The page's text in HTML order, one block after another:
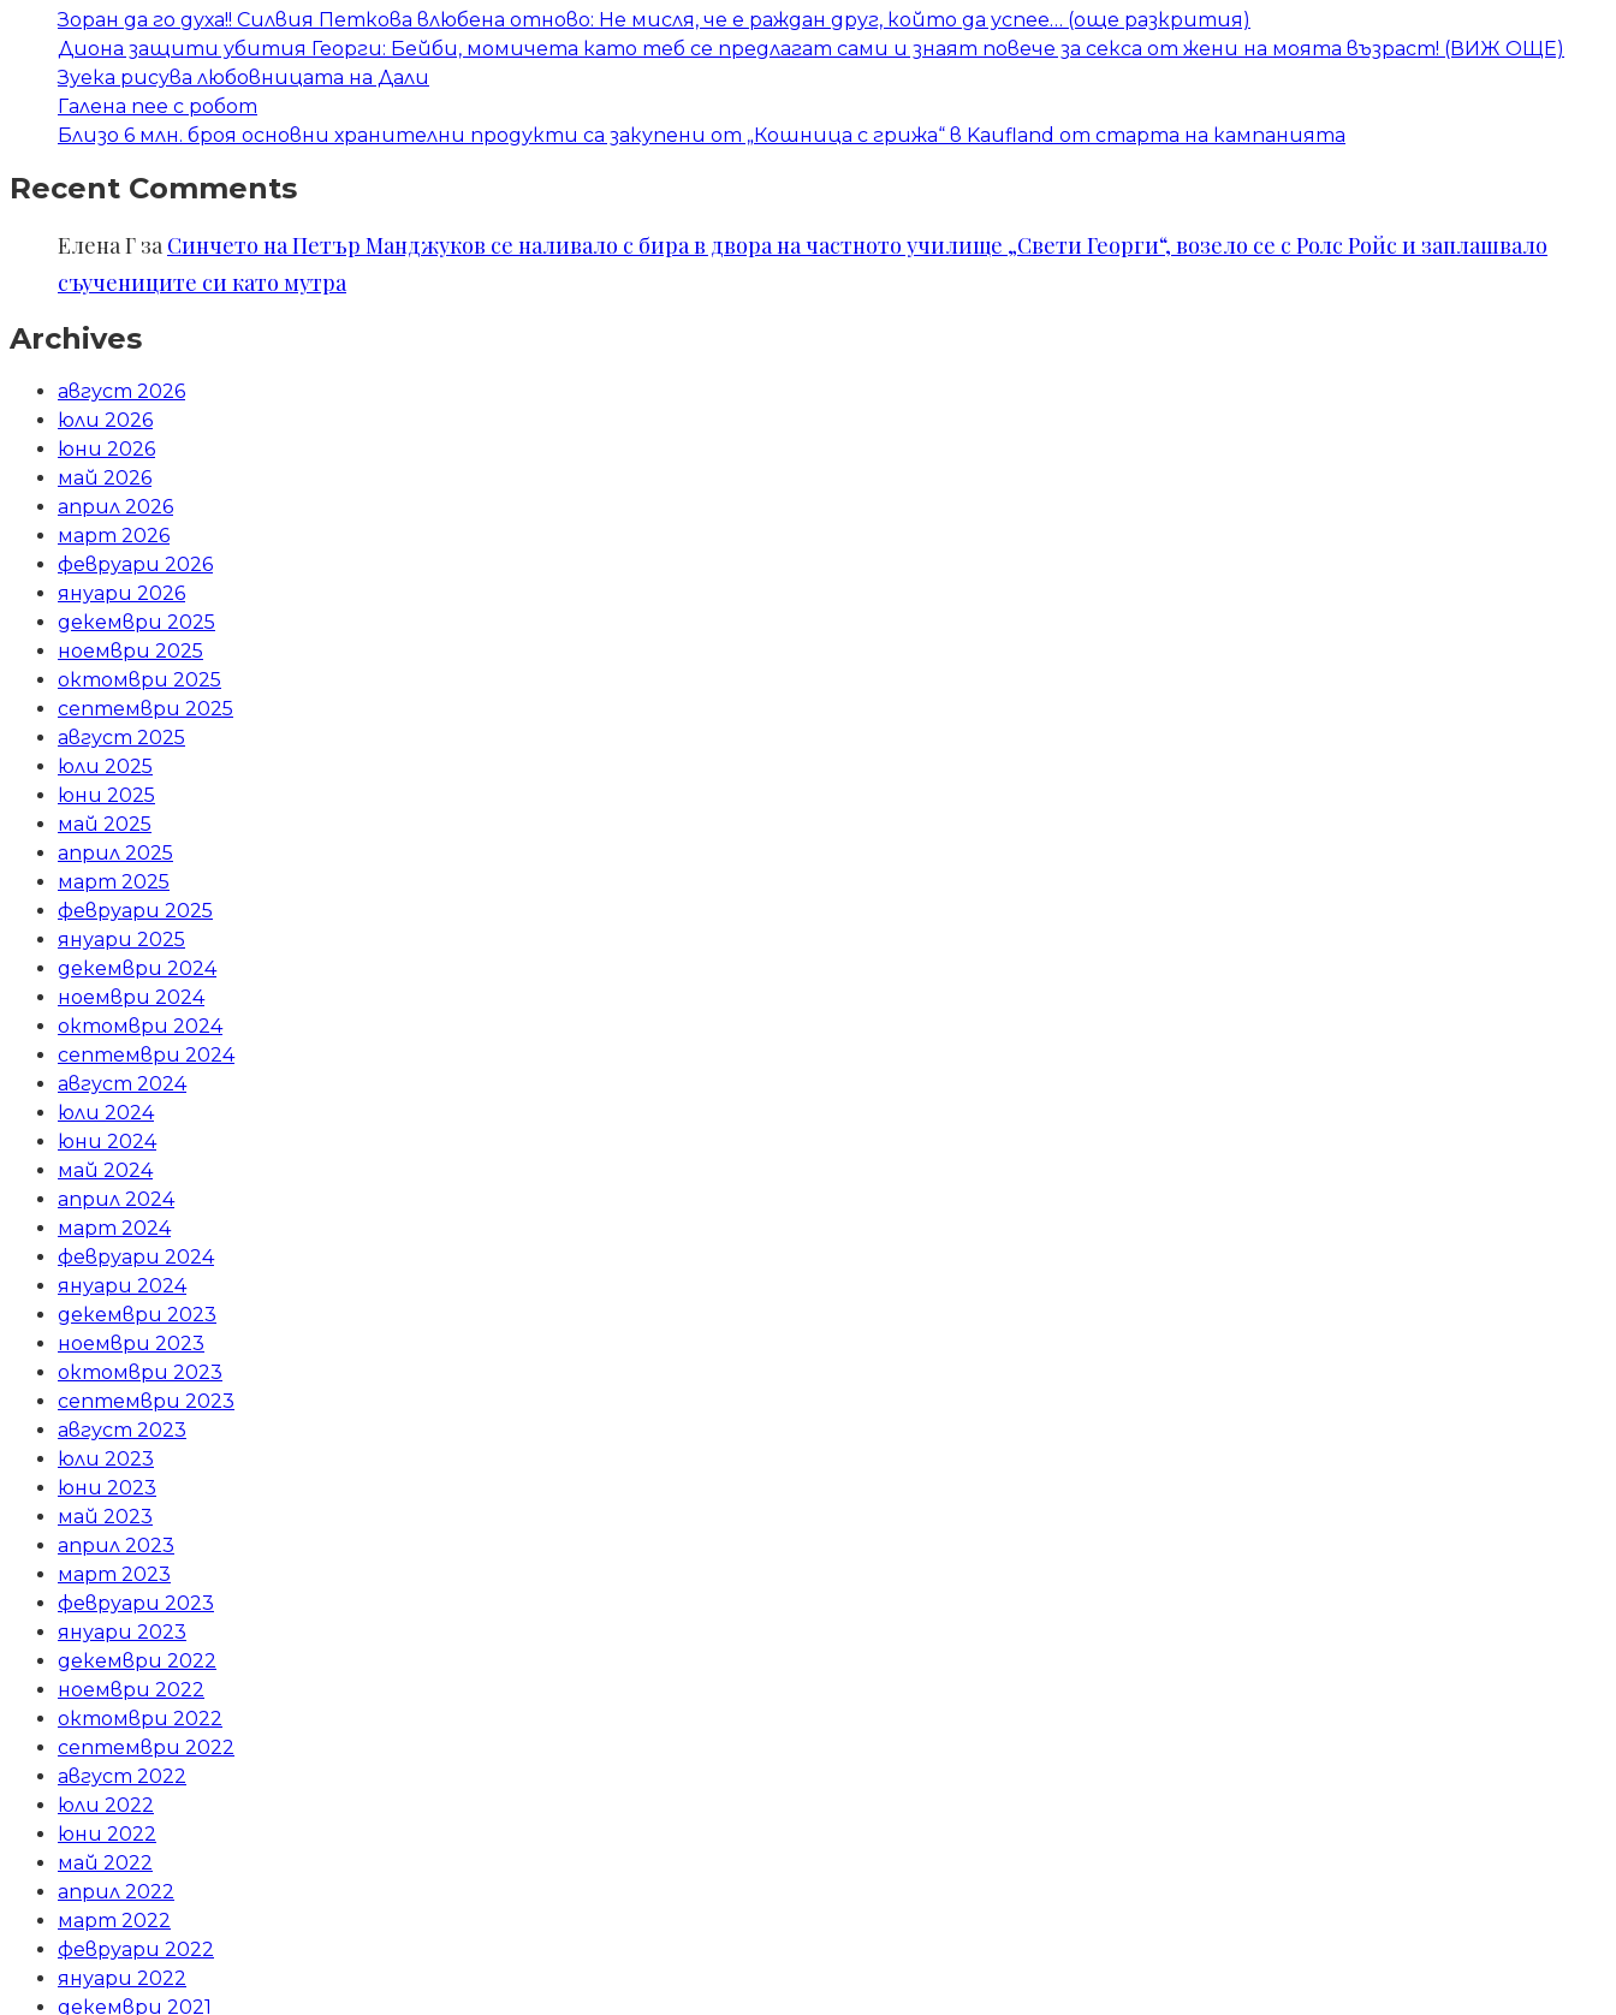
Зоран да го духа!! Силвия Петкова влюбена отново: Не мисля, че е раждан друг, който да успее… (още разкрития)
Диона защити убития Георги: Бейби, момичета като теб се предлагат сами и знаят повече за секса от жени на моята възраст! (ВИЖ ОЩЕ)
Зуека рисува любовницата на Дали
Галена пее с робот
Близо 6 млн. броя основни хранителни продукти са закупени от „Кошница с грижа“ в Kaufland от старта на кампанията
Recent Comments
Елена Г за Синчето на Петър Манджуков се наливало с бира в двора на частното училище „Свети Георги“, возело се с Ролс Ройс и заплашвало
съучениците си като мутра
Archives
август 2026
юли 2026
юни 2026
май 2026
април 2026
март 2026
февруари 2026
януари 2026
декември 2025
ноември 2025
октомври 2025
септември 2025
август 2025
юли 2025
юни 2025
май 2025
април 2025
март 2025
февруари 2025
януари 2025
декември 2024
ноември 2024
октомври 2024
септември 2024
август 2024
юли 2024
юни 2024
май 2024
април 2024
март 2024
февруари 2024
януари 2024
декември 2023
ноември 2023
октомври 2023
септември 2023
август 2023
юли 2023
юни 2023
май 2023
април 2023
март 2023
февруари 2023
януари 2023
декември 2022
ноември 2022
октомври 2022
септември 2022
август 2022
юли 2022
юни 2022
май 2022
април 2022
март 2022
февруари 2022
януари 2022
декември 2021